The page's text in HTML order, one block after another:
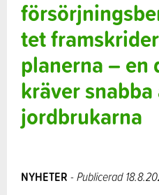
tet
planerna – en
kräver
jordbrukarna
NYHETER - Publicerad